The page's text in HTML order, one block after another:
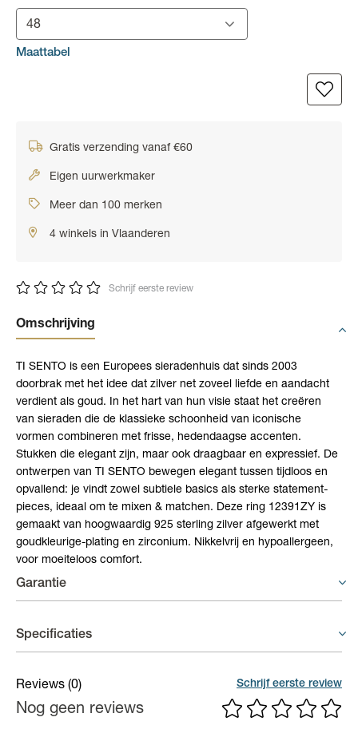
48
Maattabel
Gratis verzending vanaf €60
Eigen uurwerkmaker
Meer dan 100 merken
4 winkels in Vlaanderen
Schrijf eerste review
Omschrijving
TI SENTO is een Europees sieraden­huis dat sinds 2003
doorbrak met het idee dat zilver net zoveel liefde en aandacht
verdient als goud. In het hart van hun visie staat het creëren
van sieraden die de klassieke schoonheid van iconische
vormen combineren met frisse, hedendaagse accenten.
Stukken die elegant zijn, maar ook draagbaar en expressief. De
ontwerpen van TI SENTO bewegen elegant tussen tijdloos en
opvallend: je vindt zowel subtiele basics als sterke statement-
pieces, ideaal om te mixen & matchen. Deze ring 12391ZY is
gemaakt van hoogwaardig 925 sterling zilver afgewerkt met
goudkleurige-plating en zirconium. Nikkelvrij en hypoallergeen,
voor moeiteloos comfort.
Garantie
maanden vanaf aankoopdatum voor fabricagefouten. Dit is een
extra garantie vanuit TI SENTO - Milano, welke geen afbreuk
doet aan de wettelijke garantie.
Specificaties
Materiaal Zilver
(Edel)steen Zirconium
Reviews (0) Schrijf eerste review
Nog geen reviews